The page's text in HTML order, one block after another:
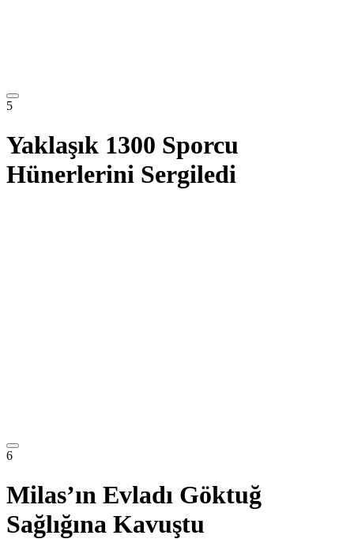
5
Yaklaşık 1300 Sporcu
Hünerlerini Sergiledi
6
Milas’ın Evladı Göktuğ
Sağlığına Kavuştu